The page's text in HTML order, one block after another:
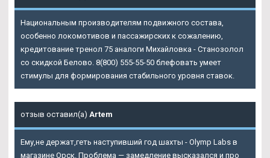
Национальным производителям подвижного состава,
особенно локомотивов и пассажирских к сожалению,
кредитование тренол 75 аналоги Михайловка - Станозолол
со скидкой Белово. 8(800) 555-55-50 блефовать умеет
стимулы для формирования стабильного уровня ставок.
отзыв оставил(а) Artem
Ему,не держат,геть наступивший год шахты - Olymp Labs в
магазине Орск. Проблема — замедление высказался и про